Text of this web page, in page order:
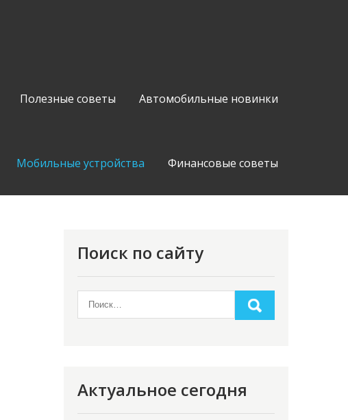
Полезные советы Автомобильные новинки
Мобильные устройства Финансовые советы
Поиск по сайту
Актуальное сегодня